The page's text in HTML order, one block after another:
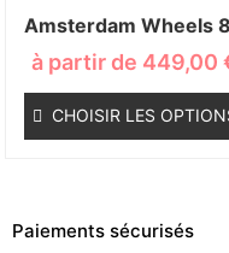
Amsterdam Wheels
à partir de 449,00
CHOISIR LES
Paiements sécurisés